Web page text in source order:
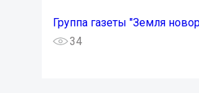
Группа газеты "Земля
34